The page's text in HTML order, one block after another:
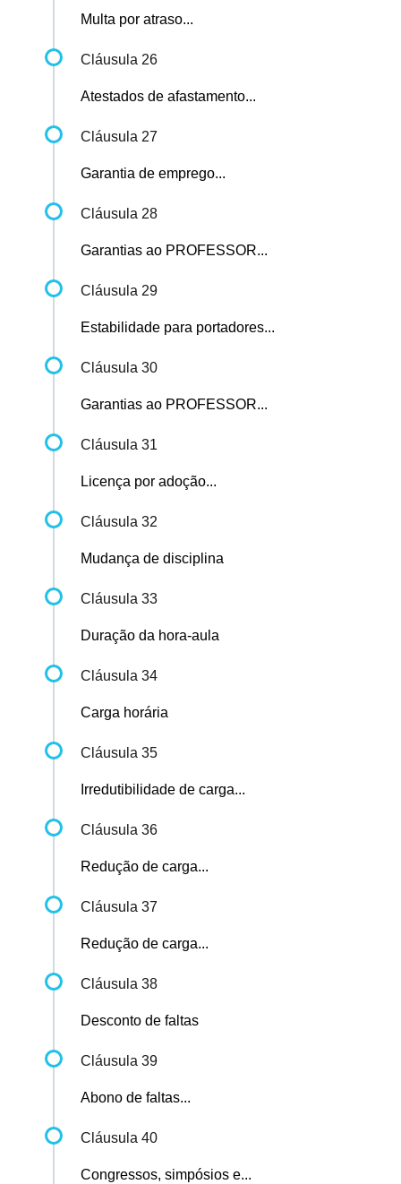
Multa por atraso...
Cláusula 26
Atestados de afastamento...
Cláusula 27
Garantia de emprego...
Cláusula 28
Garantias ao PROFESSOR...
Cláusula 29
Estabilidade para portadores...
Cláusula 30
Garantias ao PROFESSOR...
Cláusula 31
Licença por adoção...
Cláusula 32
Mudança de disciplina
Cláusula 33
Duração da hora-aula
Cláusula 34
Carga horária
Cláusula 35
Irredutibilidade de carga...
Cláusula 36
Redução de carga...
Cláusula 37
Redução de carga...
Cláusula 38
Desconto de faltas
Cláusula 39
Abono de faltas...
Cláusula 40
Congressos, simpósios e...